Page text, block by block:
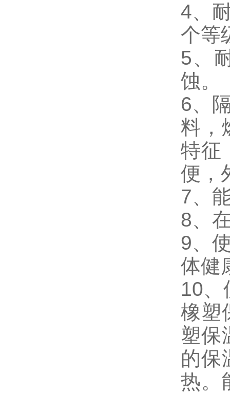
4、
个等
5、
蚀。
6、
料，
特征
便，
7、
8、
9、
体健
10、
橡塑
塑保
的保
热。